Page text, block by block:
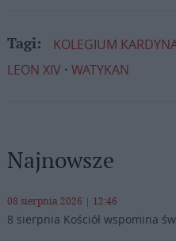
Tagi: KOLEGIUM
LEON XIV
WATYKAN
Najnowsze
08 sierpnia 2026 | 12:46
8 sierpnia Kościół wspomina